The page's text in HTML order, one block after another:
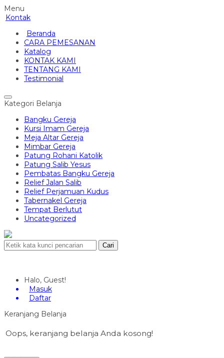
Menu
Kontak
Beranda
CARA PEMESANAN
Katalog
KONTAK KAMI
TENTANG KAMI
Testimonial
Kategori Belanja
Bangku Gereja
Kursi Imam Gereja
Meja Altar Gereja
Mimbar Gereja
Patung Rohani Katolik
Patung Salib Yesus
Pembatas Bangku Gereja
Relief Jalan Salib
Relief Perjamuan Kudus
Tabernakel Gereja
Tempat Berlutut
Uncategorized
Cari
Halo, Guest!
Masuk
Daftar
Keranjang Belanja
Oops, keranjang belanja Anda kosong!